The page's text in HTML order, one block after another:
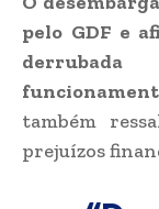
pelo GDF e
também
prejuízos